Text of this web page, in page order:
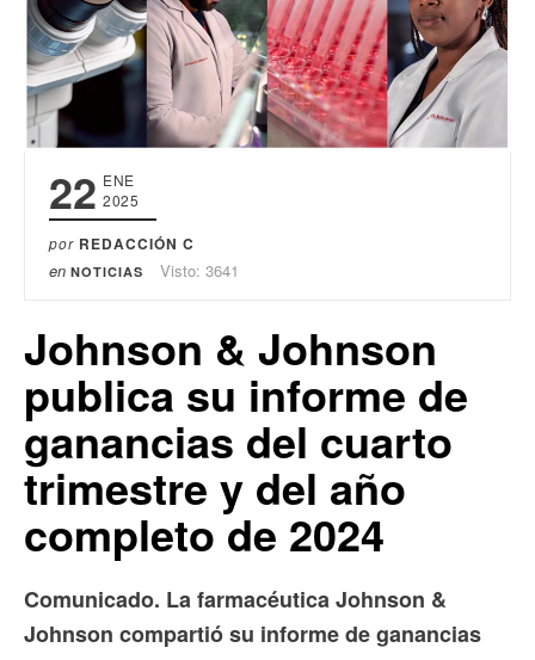
22 ENE
2025
por REDACCIÓN C
en NOTICIAS Visto: 3641
Johnson & Johnson
publica su informe de
ganancias del cuarto
trimestre y del año
completo de 2024
Comunicado. La farmacéutica Johnson &
Johnson compartió su informe de ganancias